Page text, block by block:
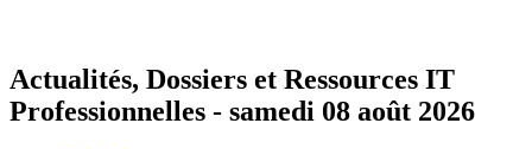
Actualités, Dossiers et Ressources IT
Professionnelles - samedi 08 août 2026